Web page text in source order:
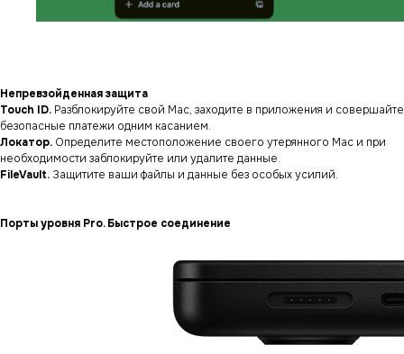
Непревзойденная защита
Touch ID. Разблокируйте свой Mac, заходите в приложения и совершайте
безопасные платежи одним касанием.
Локатор. Определите местоположение своего утерянного Mac и при
необходимости заблокируйте или удалите данные.
FileVault. Защитите ваши файлы и данные без особых усилий.
Порты уровня Pro. Быстрое соединение